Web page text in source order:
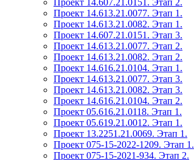
Проект 14.607.21.0151. Этап 2.
Проект 14.613.21.0077. Этап 1.
Проект 14.613.21.0082. Этап 1.
Проект 14.607.21.0151. Этап 3.
Проект 14.613.21.0077. Этап 2.
Проект 14.613.21.0082. Этап 2.
Проект 14.616.21.0104. Этап 1.
Проект 14.613.21.0077. Этап 3.
Проект 14.613.21.0082. Этап 3.
Проект 14.616.21.0104. Этап 2.
Проект 05.616.21.0118. Этап 1.
Проект 05.619.21.0012. Этап 1.
Проект 13.2251.21.0069. Этап 1.
Проект 075-15-2022-1209. Этап 1.
Проект 075-15-2021-934. Этап 2.